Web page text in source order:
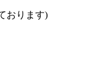
おります)